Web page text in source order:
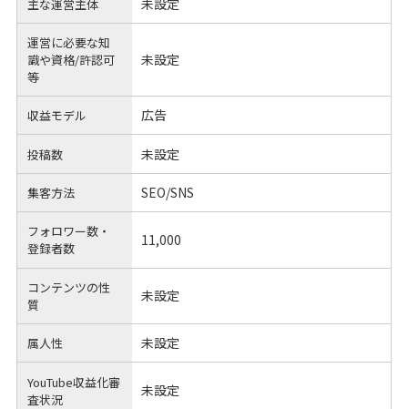
主な運営主体
運営に必要な知
識や資格/許認可
等
未設定
収益モデル 広告
投稿数 未設定
集客方法 SEO/SNS
フォロワー数・
登録者数
11,000
コンテンツの性
質
未設定
属人性 未設定
YouTube収益化審
査状況
未設定